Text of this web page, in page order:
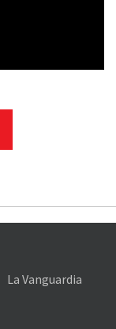
La Vanguardia